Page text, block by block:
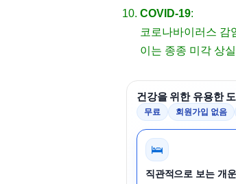
COVID-19:
코로나바이러스 감
이는 종종 미각 상
건강을 위한 유용한
무료 회원가입 없음
🛌
직관적으로 보는 개